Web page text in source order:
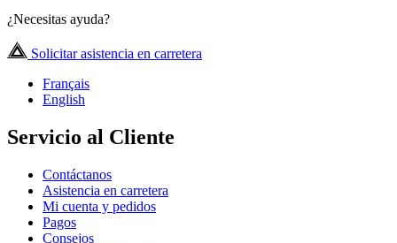
¿Necesitas ayuda?
Solicitar asistencia en carretera
Français
English
Servicio al Cliente
Contáctanos
Asistencia en carretera
Mi cuenta y pedidos
Pagos
Consejos